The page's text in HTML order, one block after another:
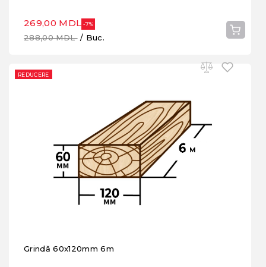
269,00 MDL -7%
288,00 MDL/ Buc.
REDUCERE
Grindă 60x120mm 6m